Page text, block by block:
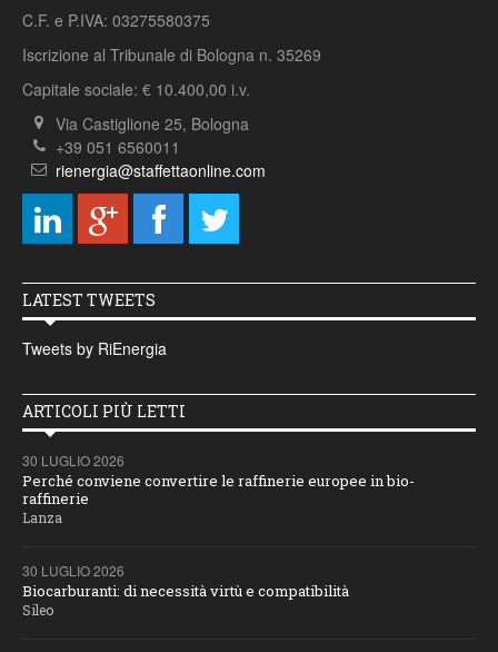
C.F. e P.IVA: 03275580375
Iscrizione al Tribunale di Bologna n. 35269
Capitale sociale: € 10.400,00 i.v.
Via Castiglione 25, Bologna
+39 051 6560011
rienergia@staffettaonline.com
LATEST TWEETS
Tweets by RiEnergia
ARTICOLI PIÙ LETTI
30 LUGLIO 2026
Perché conviene convertire le raffinerie europee in bio-
raffinerie
Lanza
30 LUGLIO 2026
Biocarburanti: di necessità virtù e compatibilità
Sileo